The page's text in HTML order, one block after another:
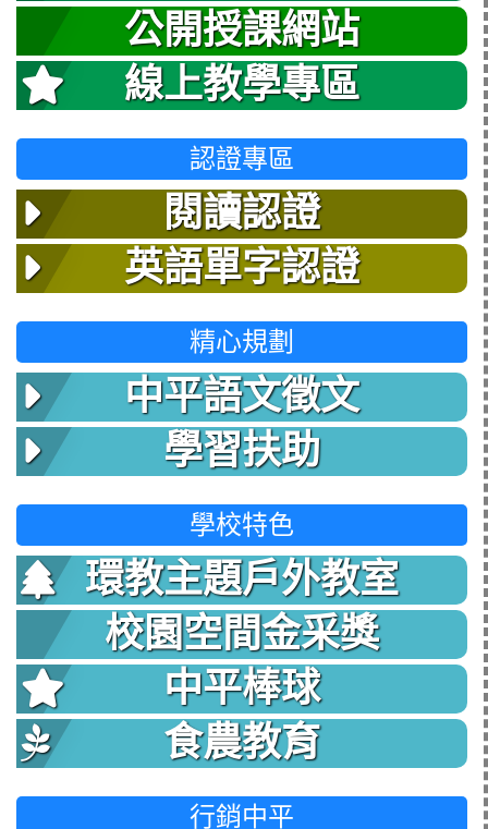
公開授課網站
線上教學專區
認證專區
閱讀認證
英語單字認證
精心規劃
中平語文徵文
學習扶助
學校特色
環教主題戶外教室
校園空間金采獎
中平棒球
食農教育
行銷中平